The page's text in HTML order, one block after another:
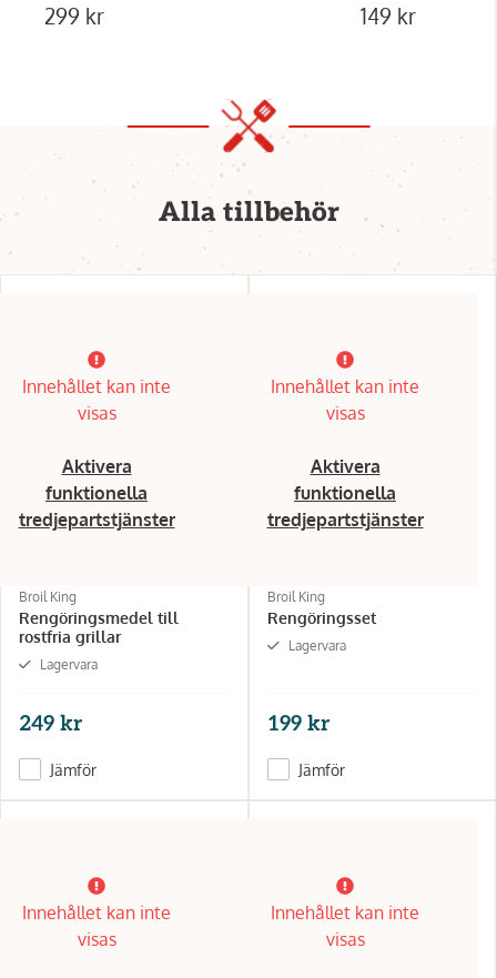
299 kr 149 kr
Alla tillbehör
Innehållet kan inte
visas
Aktivera
funktionella
tredjepartstjänster
Broil King
Rengöringsmedel till
rostfria grillar
Lagervara
249 kr
Jämför
Innehållet kan inte
visas
Aktivera
funktionella
tredjepartstjänster
Broil King
Rengöringsset
Lagervara
199 kr
Jämför
Innehållet kan inte
visas
Innehållet kan inte
visas